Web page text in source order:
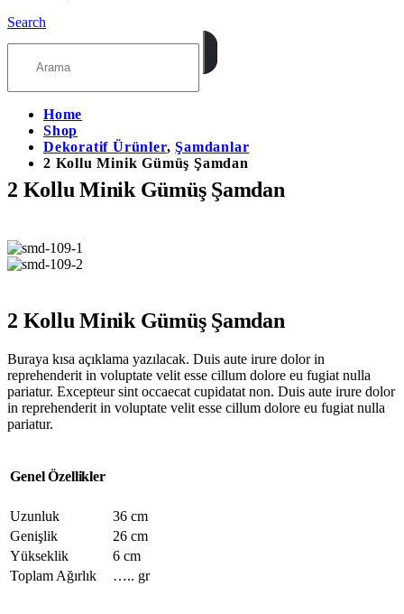
Search
Home
Shop
Dekoratif Ürünler,Şamdanlar
2 Kollu Minik Gümüş Şamdan
2 Kollu Minik Gümüş Şamdan
2 Kollu Minik Gümüş Şamdan
Buraya kısa açıklama yazılacak. Duis aute irure dolor in
reprehenderit in voluptate velit esse cillum dolore eu fugiat nulla
pariatur. Excepteur sint occaecat cupidatat non. Duis aute irure dolor
in reprehenderit in voluptate velit esse cillum dolore eu fugiat nulla
pariatur.
Genel Özellikler
Uzunluk
36 cm
Genişlik
26 cm
Yükseklik
6 cm
Toplam Ağırlık
….. gr